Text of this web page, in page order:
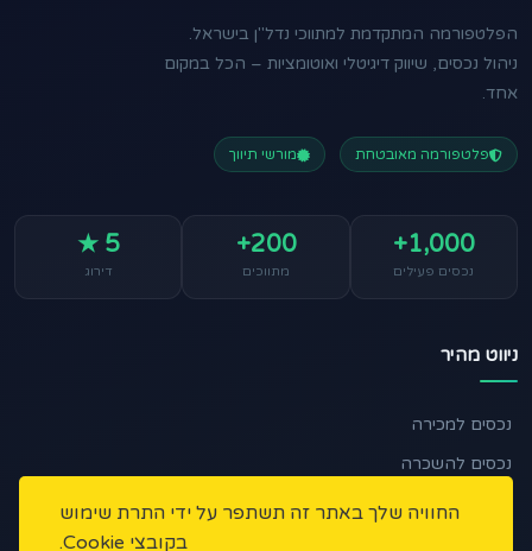
הפלטפורמה המתקדמת למתווכי נדל"ן בישראל.
ניהול נכסים, שיווק דיגיטלי ואוטומציות – הכל במקום
אחד.
פלטפורמה מאובטחת מורשי תיווך
1,000+
נכסים פעילים
200+
מתווכים
5 ★
דירוג
ניווט מהיר
נכסים למכירה
נכסים להשכרה
החוויה שלך באתר זה תשתפר על ידי התרת שימוש
בקובצי Cookie.